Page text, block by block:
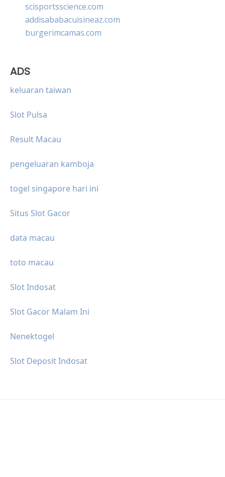
scisportsscience.com
addisababacuisineaz.com
burgerimcamas.com
ADS
keluaran taiwan
Slot Pulsa
Result Macau
pengeluaran kamboja
togel singapore hari ini
Situs Slot Gacor
data macau
toto macau
Slot Indosat
Slot Gacor Malam Ini
Nenektogel
Slot Deposit Indosat